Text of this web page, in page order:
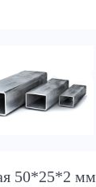
50*25*2 мм